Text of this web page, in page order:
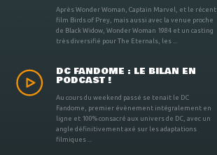
Après Wonder Woman, Captain Marvel, et le récent
film Birds of Prey, mais aussi avec la venue proche
de Black Widow, Wonder Woman 1984 et un casting
très diversifié pour The Eternals, les ...
DC FANDOME : LE BILAN EN
PODCAST !
Au cours du weekend passé se tenait le DC
Fandome, premier évènement intégralement en
ligne et 100% consacré aux univers de DC, avec un
angle définitivement axé sur les adaptations
filmiques ...